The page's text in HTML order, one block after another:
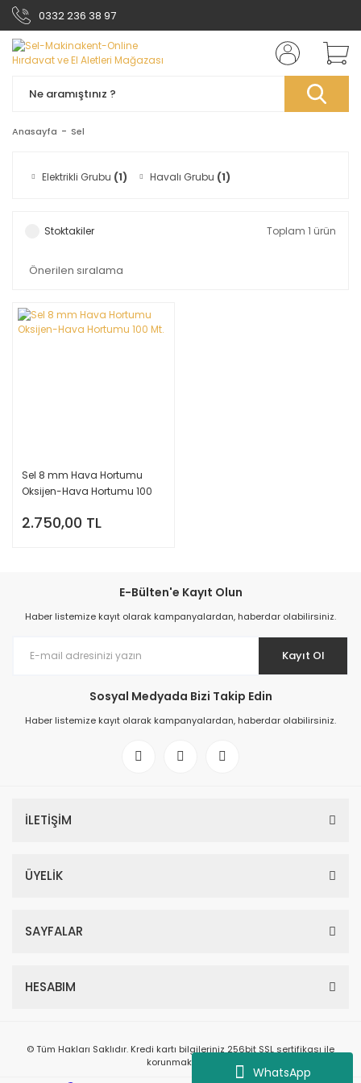
WhatsApp
0332 236 38 97
Anasayfa Sel
Elektrikli Grubu (1) Havalı Grubu (1)
Stoktakiler Toplam 1 ürün
Sel 8 mm Hava Hortumu
Oksijen-Hava Hortumu 100
2.750,00 TL
E-Bülten'e Kayıt Olun
Haber listemize kayıt olarak kampanyalardan, haberdar olabilirsiniz.
Kayıt Ol
Sosyal Medyada Bizi Takip Edin
Haber listemize kayıt olarak kampanyalardan, haberdar olabilirsiniz.
İLETİŞİM
ÜYELİK
SAYFALAR
HESABIM
© Tüm Hakları Saklıdır. Kredi kartı bilgileriniz 256bit SSL sertifikası ile
korunmaktadır.